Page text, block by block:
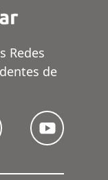
Redes
de